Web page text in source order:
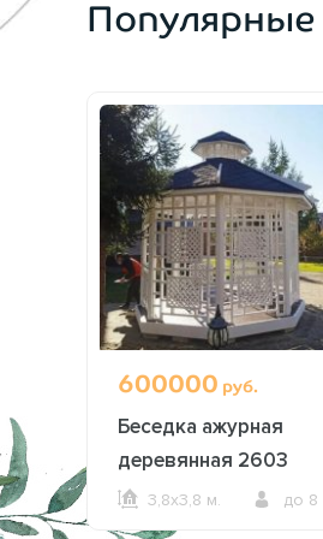
600000 руб.
Беседка ажурная
деревянная 2603
3,8х3,8 м. до 8